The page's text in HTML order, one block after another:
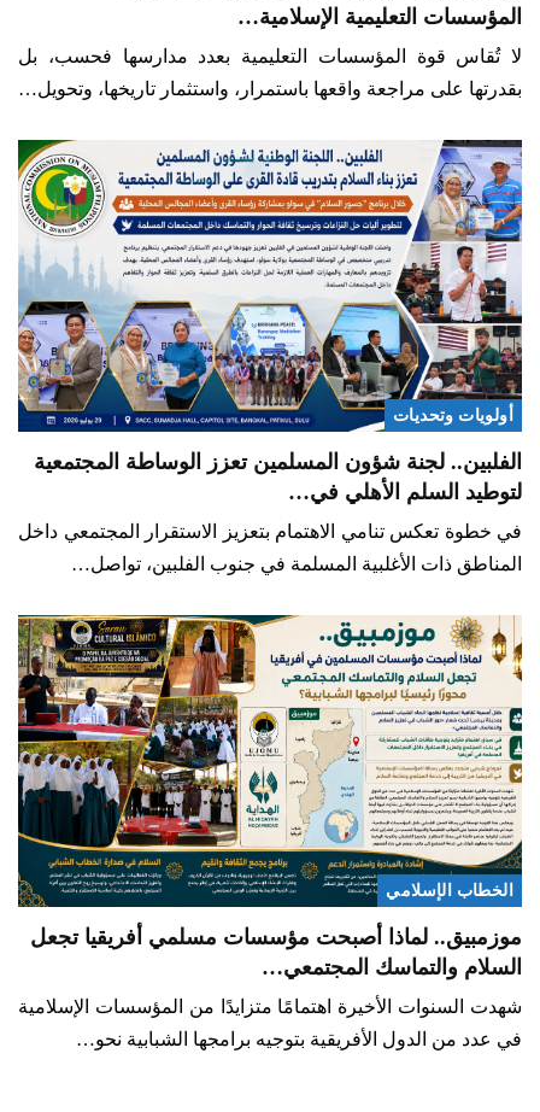
المؤسسات التعليمية الإسلامية…
لا تُقاس قوة المؤسسات التعليمية بعدد مدارسها فحسب، بل
بقدرتها على مراجعة واقعها باستمرار، واستثمار تاريخها، وتحويل…
أولويات وتحديات
الفلبين.. لجنة شؤون المسلمين تعزز الوساطة المجتمعية
لتوطيد السلم الأهلي في…
في خطوة تعكس تنامي الاهتمام بتعزيز الاستقرار المجتمعي داخل
المناطق ذات الأغلبية المسلمة في جنوب الفلبين، تواصل…
الخطاب الإسلامي
موزمبيق.. لماذا أصبحت مؤسسات مسلمي أفريقيا تجعل
السلام والتماسك المجتمعي…
شهدت السنوات الأخيرة اهتمامًا متزايدًا من المؤسسات الإسلامية
في عدد من الدول الأفريقية بتوجيه برامجها الشبابية نحو…